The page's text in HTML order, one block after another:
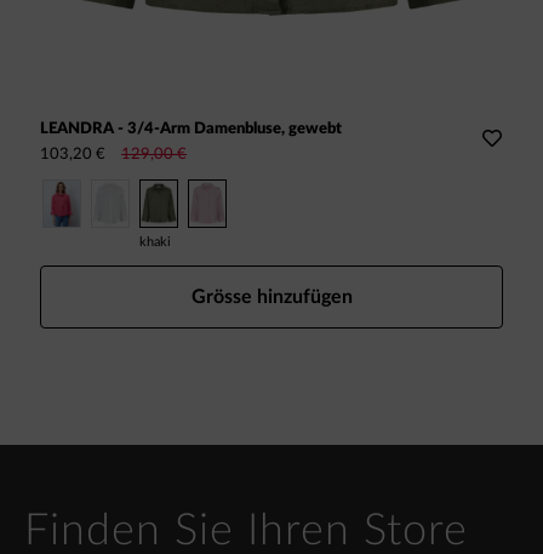
LEANDRA - 3/4-Arm Damenbluse, gewebt
103,20 €
129,00 €
khaki
Grösse hinzufügen
Finden Sie Ihren Store